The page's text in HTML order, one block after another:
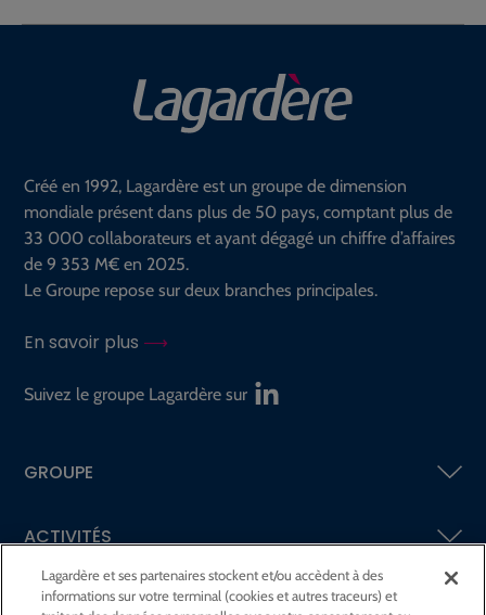
Créé en 1992, Lagardère est un groupe de dimension
mondiale présent dans plus de 50 pays, comptant plus de
33 000 collaborateurs et ayant dégagé un chiffre d’affaires
de 9 353 M€ en 2025.
Le Groupe repose sur deux branches principales.
En savoir plus
Suivez le groupe Lagardère sur
GROUPE
ACTIVITÉS
ACTIONNAIRES &INVESTISSEURS
Lagardère et ses partenaires stockent et/ou accèdent à des
informations sur votre terminal (cookies et autres traceurs) et